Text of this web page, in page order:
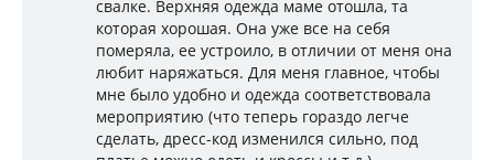
свалке. Верхняя одежда маме отошла, та
которая хорошая. Она уже все на себя
померяла, ее устроило, в отличии от меня она
любит наряжаться. Для меня главное, чтобы
мне было удобно и одежда соответствовала
мероприятию (что теперь гораздо легче
сделать, дресс-код изменился сильно, под